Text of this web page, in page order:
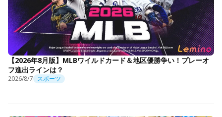
【2026年8月版】MLBワイルドカード＆地区優勝争い！プレーオ
フ進出ラインは？
2026/8/7 スポーツ